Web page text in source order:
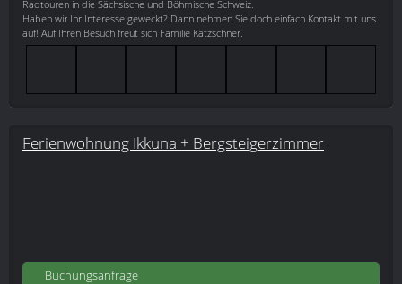
Radtouren in die Sächsische und Böhmische Schweiz.
Haben wir Ihr Interesse geweckt? Dann nehmen Sie doch einfach Kontakt mit uns
auf! Auf Ihren Besuch freut sich Familie Katzschner.
Ferienwohnung Ikkuna + Bergsteigerzimmer
Buchungsanfrage